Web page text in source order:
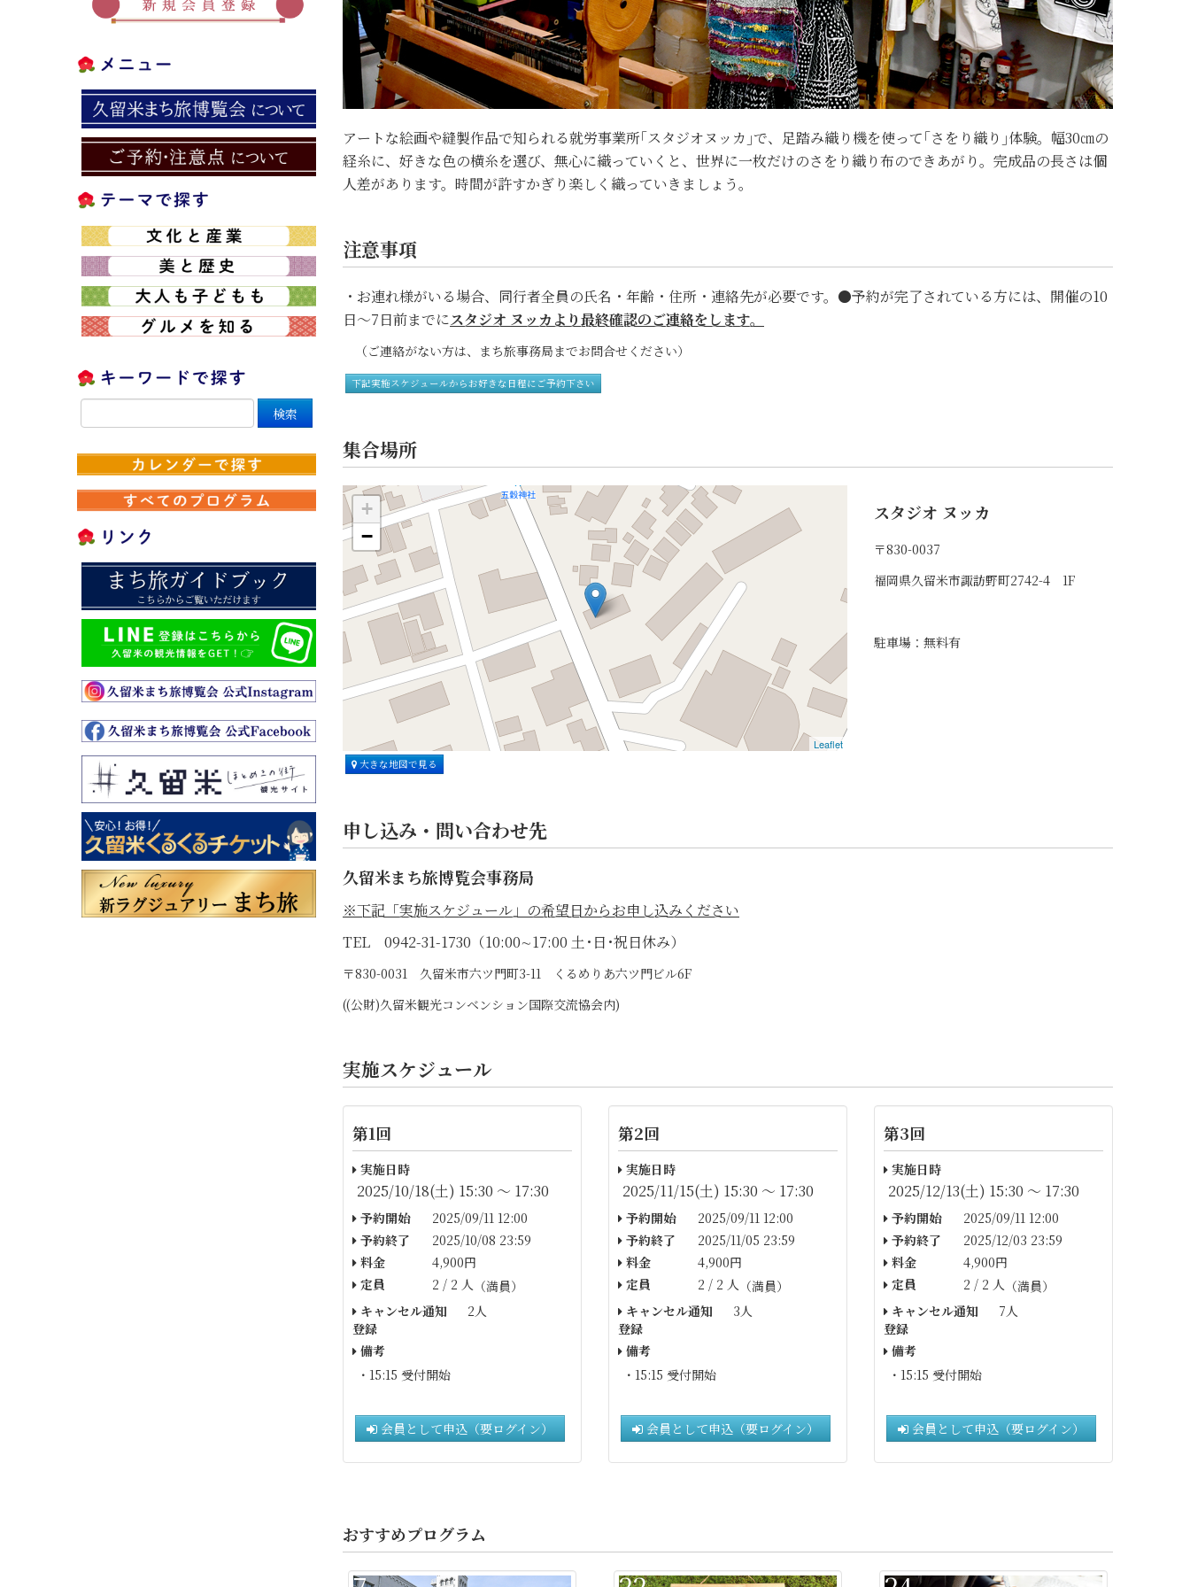
アートな絵画や縫製作品で知られる就労事業所｢スタジオヌッカ｣で、足踏み織り機を使って｢さをり織り｣体験。幅30㎝の
経糸に、好きな色の横糸を選び、無心に織っていくと、世界に一枚だけのさをり織り布のできあがり。完成品の長さは個
人差があります。時間が許すかぎり楽しく織っていきましょう。
注意事項
・お連れ様がいる場合、同行者全員の氏名・年齢・住所・連絡先が必要です。●予約が完了されている方には、開催の10
日～7日前までにスタジオ ヌッカより最終確認のご連絡をします。
（ご連絡がない方は、まち旅事務局までお問合せください）
下記実施スケジュールからお好きな日程にご予約下さい
集合場所
+
−
Leaflet
大きな地図で見る
スタジオ ヌッカ
〒830-0037
福岡県久留米市諏訪野町2742-4 1F
駐車場：無料有
申し込み・問い合わせ先
久留米まち旅博覧会事務局
※下記「実施スケジュール」の希望日からお申し込みください
TEL 0942-31-1730（10:00∼17:00 土･日･祝日休み）
〒830-0031 久留米市六ツ門町3-11 くるめりあ六ツ門ビル6F
((公財)久留米観光コンベンション国際交流協会内)
実施スケジュール
第1回
実施日時
2025/10/18(土) 15:30 〜 17:30
予約開始
2025/09/11 12:00
予約終了
2025/10/08 23:59
料金
4,900円
定員
2 / 2 人 （満員）
キャンセル通知
登録
2人
備考
・15:15 受付開始
会員として申込（要ログイン）
第2回
実施日時
2025/11/15(土) 15:30 〜 17:30
予約開始
2025/09/11 12:00
予約終了
2025/11/05 23:59
料金
4,900円
定員
2 / 2 人 （満員）
キャンセル通知
登録
3人
備考
・15:15 受付開始
会員として申込（要ログイン）
第3回
実施日時
2025/12/13(土) 15:30 〜 17:30
予約開始
2025/09/11 12:00
予約終了
2025/12/03 23:59
料金
4,900円
定員
2 / 2 人 （満員）
キャンセル通知
登録
7人
備考
・15:15 受付開始
会員として申込（要ログイン）
おすすめプログラム